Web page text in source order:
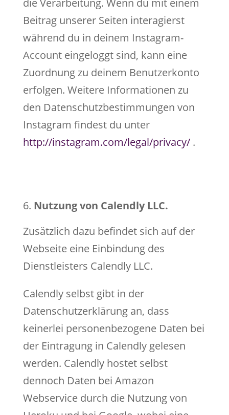
die Verarbeitung. Wenn du mit einem
Beitrag unserer Seiten interagierst
während du in deinem Instagram-
Account eingeloggt sind, kann eine
Zuordnung zu deinem Benutzerkonto
erfolgen. Weitere Informationen zu
den Datenschutzbestimmungen von
Instagram findest du unter
http://instagram.com/legal/privacy/.
Nutzung von Calendly LLC.
Zusätzlich dazu befindet sich auf der
Webseite eine Einbindung des
Dienstleisters Calendly LLC.
Calendly selbst gibt in der
Datenschutzerklärung an, dass
keinerlei personenbezogene Daten bei
der Eintragung in Calendly gelesen
werden. Calendly hostet selbst
dennoch Daten bei Amazon
Webservice durch die Nutzung von